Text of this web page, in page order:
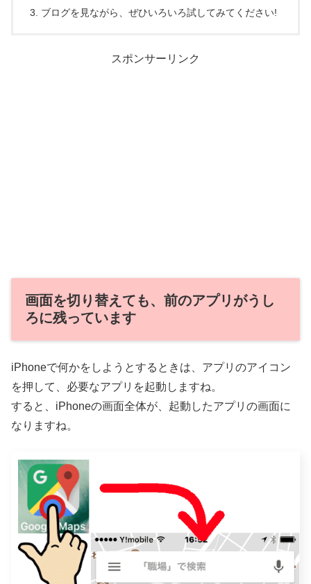
ブログを見ながら、ぜひいろいろ試してみてください!
スポンサーリンク
画面を切り替えても、前のアプリがうし
ろに残っています
iPhoneで何かをしようとするときは、アプリのアイコン
を押して、必要なアプリを起動しますね。
すると、iPhoneの画面全体が、起動したアプリの画面に
なりますね。